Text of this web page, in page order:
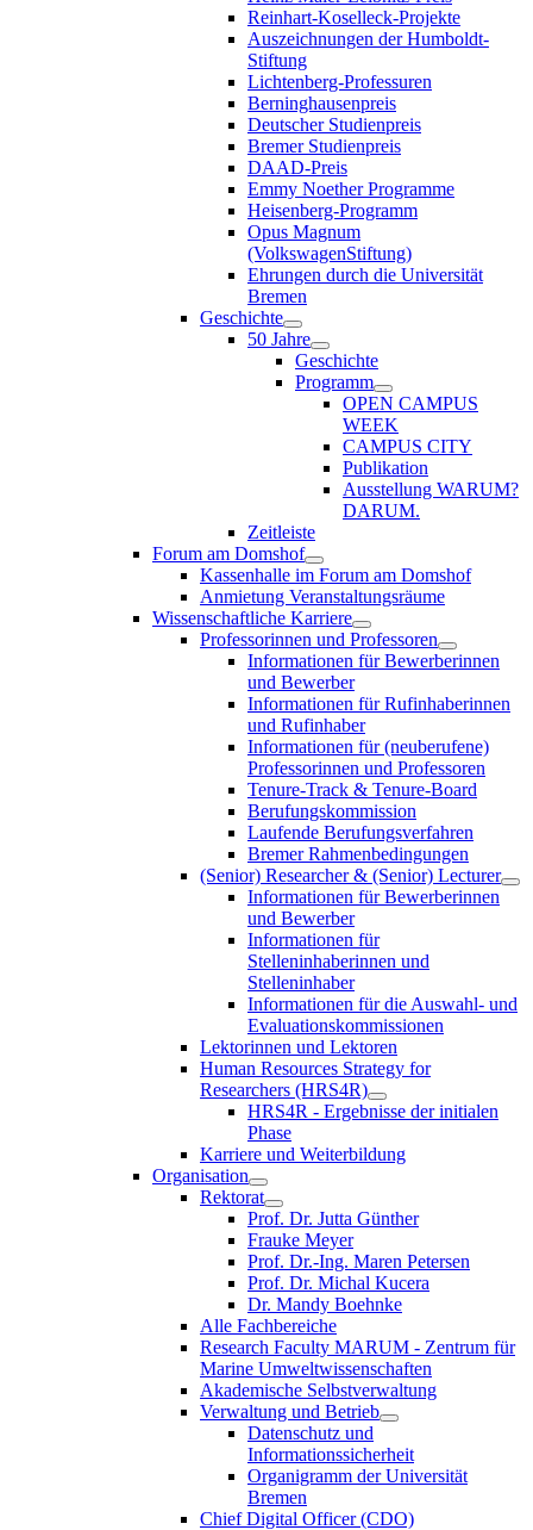
Reinhart-Koselleck-Projekte
Auszeichnungen der Humboldt-
Stiftung
Lichtenberg-Professuren
Berninghausenpreis
Deutscher Studienpreis
Bremer Studienpreis
DAAD-Preis
Emmy Noether Programme
Heisenberg-Programm
Opus Magnum
(VolkswagenStiftung)
Ehrungen durch die Universität
Bremen
Geschichte
50 Jahre
Geschichte
Programm
OPEN CAMPUS
WEEK
CAMPUS CITY
Publikation
Ausstellung WARUM?
DARUM.
Zeitleiste
Forum am Domshof
Kassenhalle im Forum am Domshof
Anmietung Veranstaltungsräume
Wissenschaftliche Karriere
Professorinnen und Professoren
Informationen für Bewerberinnen
und Bewerber
Informationen für Rufinhaberinnen
und Rufinhaber
Informationen für (neuberufene)
Professorinnen und Professoren
Tenure-Track & Tenure-Board
Berufungskommission
Laufende Berufungsverfahren
Bremer Rahmenbedingungen
(Senior) Researcher & (Senior) Lecturer
Informationen für Bewerberinnen
und Bewerber
Informationen für
Stelleninhaberinnen und
Stelleninhaber
Informationen für die Auswahl- und
Evaluationskommissionen
Lektorinnen und Lektoren
Human Resources Strategy for
Researchers (HRS4R)
HRS4R - Ergebnisse der initialen
Phase
Karriere und Weiterbildung
Organisation
Rektorat
Prof. Dr. Jutta Günther
Frauke Meyer
Prof. Dr.-Ing. Maren Petersen
Prof. Dr. Michal Kucera
Dr. Mandy Boehnke
Alle Fachbereiche
Research Faculty MARUM - Zentrum für
Marine Umweltwissenschaften
Akademische Selbstverwaltung
Verwaltung und Betrieb
Datenschutz und
Informationssicherheit
Organigramm der Universität
Bremen
Chief Digital Officer (CDO)